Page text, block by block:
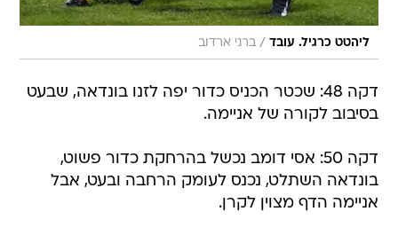
ליהטט כרגיל. עובד / ברני ארדוב
דקה 48: שכטר הכניס כדור יפה לזנו בונדאה, שבעט
בסיבוב לקורה של אניימה.
דקה 50: אסי דומב נכשל בהרחקת כדור פשוט,
בונדאה השתלט, נכנס לעומק הרחבה ובעט, אבל
אניימה הדף מצוין לקרן.